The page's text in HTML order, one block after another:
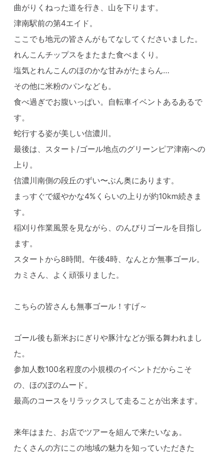
曲がりくねった道を行き、山を下ります。
津南駅前の第4エイド。
ここでも地元の皆さんがもてなしてくださいました。
れんこんチップスをまたまた食べまくり。
塩気とれんこんのほのかな甘みがたまらん…
その他に米粉のパンなども。
食べ過ぎでお腹いっぱい。自転車イベントあるあるで
す。
蛇行する姿が美しい信濃川。
最後は、スタート/ゴール地点のグリーンピア津南への
上り。
信濃川南側の段丘のずい〜ぶん奥にあります。
まっすぐで緩やかな4%くらいの上りが約10km続きま
す。
稲刈り作業風景を見ながら、のんびりゴールを目指し
ます。
スタートから8時間。午後4時、なんとか無事ゴール。
カミさん、よく頑張りました。
こちらの皆さんも無事ゴール！すげ～
ゴール後も新米おにぎりや豚汁などが振る舞われまし
た。
参加人数100名程度の小規模のイベントだからこそ
の、ほのぼのムード。
最高のコースをリラックスして走ることが出来ます。
来年はまた、お店でツアーを組んで来たいなぁ。
たくさんの方にこの地域の魅力を知っていただきた